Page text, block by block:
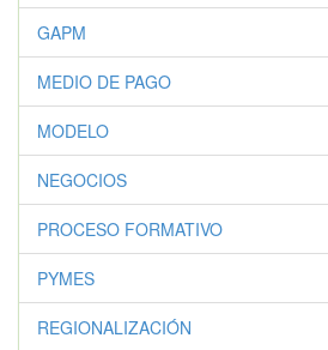
GAPM
MEDIO DE PAGO
MODELO
NEGOCIOS
PROCESO FORMATIVO
PYMES
REGIONALIZACIÓN